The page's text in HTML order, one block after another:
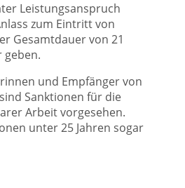
Leistungsanspruch
zum Eintritt von
Gesamtdauer von 21
geben.
und Empfänger von
Sanktionen für die
Arbeit vorgesehen.
unter 25 Jahren sogar